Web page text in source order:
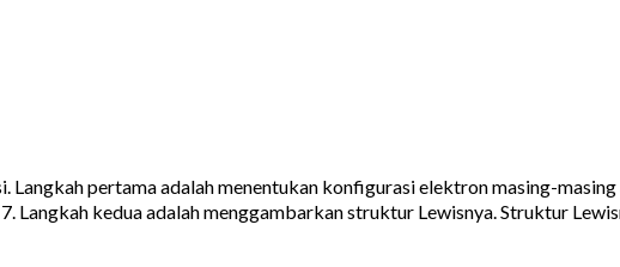
pertama adalah menentukan konfigurasi elektron masing-masing
7. Langkah kedua adalah menggambarkan struktur Lewisnya. Struktur